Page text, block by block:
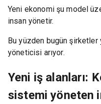
Yeni ekonomi şu model
insan yönetir.
Bu yüzden bugün şirketler
yöneticisi arıyor.
Yeni iş alanları:
sistemi yöneten